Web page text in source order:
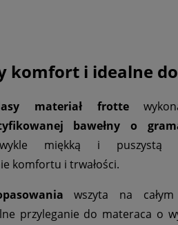
komfort i idealne
materiał frotte
bawełny o
miękką i puszystą
komfortu i trwałości.
wszyta na
przyleganie do materaca o